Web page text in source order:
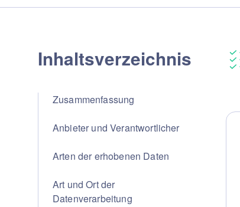
Inhaltsverzeichnis
Zusammenfassung
Anbieter und Verantwortlicher
Arten der erhobenen Daten
Art und Ort der
Datenverarbeitung